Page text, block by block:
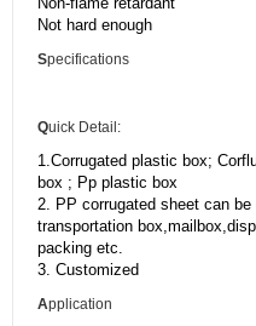
Not hard enough
Specifications
Quick Detail:
1.Corrugated plastic box;
box ; Pp plastic box
2. PP corrugated sheet can
transportation
packing etc.
3. Customized
Application